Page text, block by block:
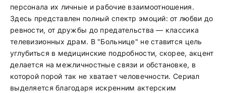
персонала их личные и рабочие взаимоотношения.
Здесь представлен полный спектр эмоций: от любви до
ревности, от дружбы до предательства — классика
телевизионных драм. В "Больнице" не ставится цель
углубиться в медицинские подробности, скорее, акцент
делается на межличностные связи и обстановке, в
которой порой так не хватает человечности. Сериал
выделяется благодаря искренним актерским